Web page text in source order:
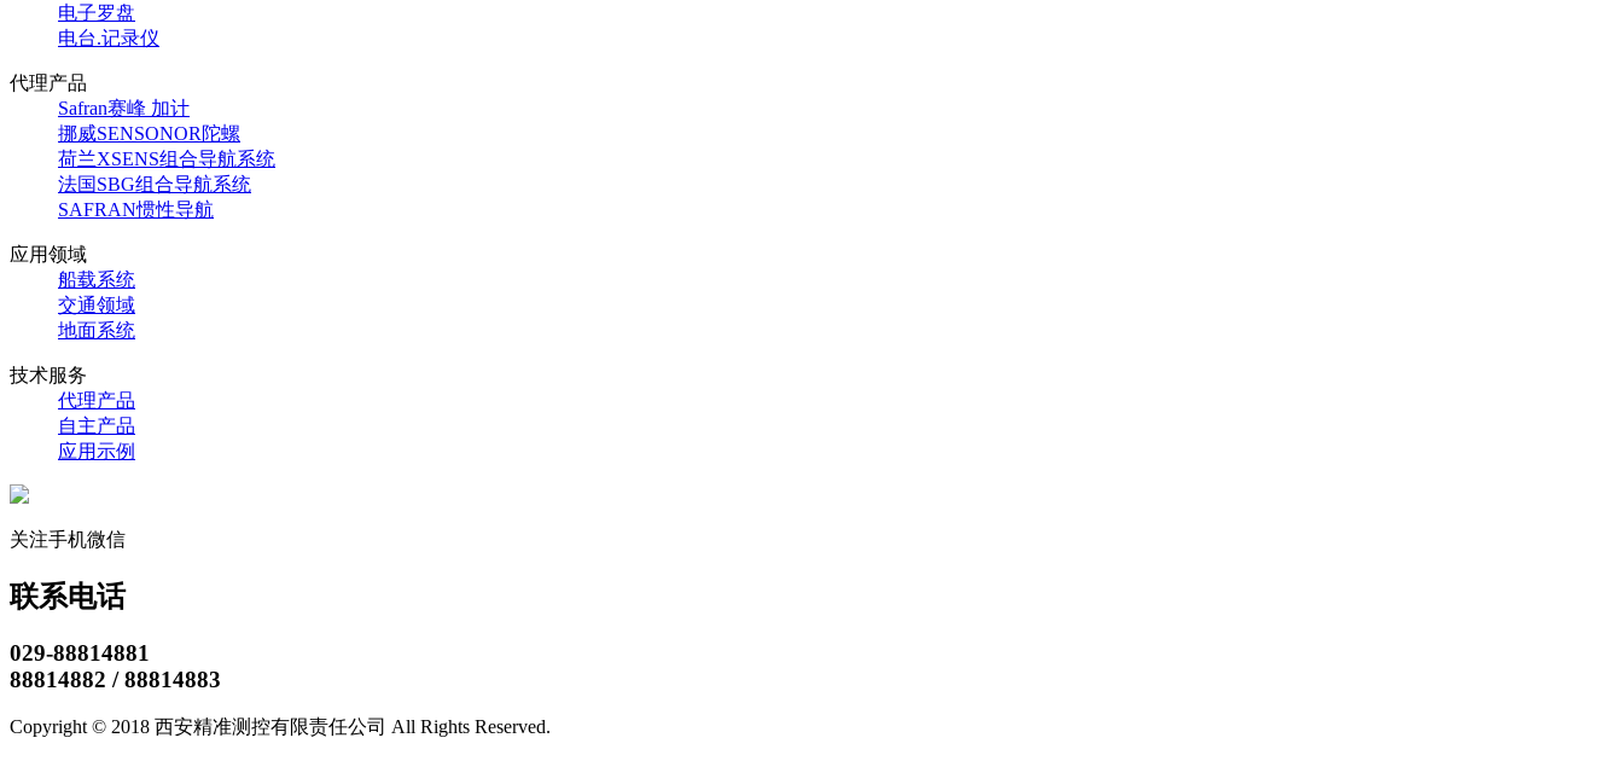
电子罗盘
电台.记录仪
代理产品
Safran赛峰 加计
挪威SENSONOR陀螺
荷兰XSENS组合导航系统
法国SBG组合导航系统
SAFRAN惯性导航
应用领域
船载系统
交通领域
地面系统
技术服务
代理产品
自主产品
应用示例
关注手机微信
联系电话
029-88814881
88814882 / 88814883
Copyright © 2018 西安精准测控有限责任公司 All Rights Reserved.